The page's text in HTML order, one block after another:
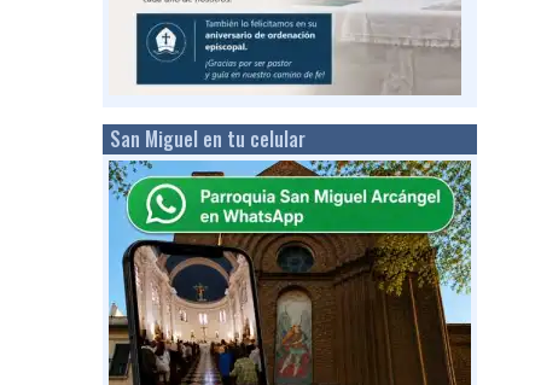
San Miguel en tu celular